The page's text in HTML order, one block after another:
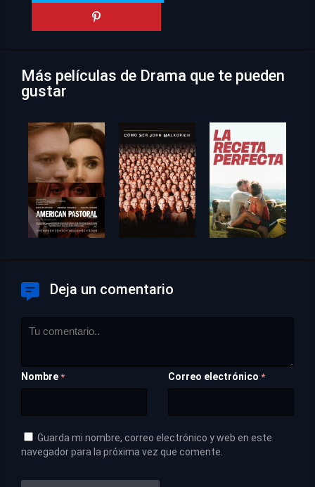
Más películas de Drama que te pueden
gustar
Deja un comentario
Nombre * Correo electrónico *
Guarda mi nombre, correo electrónico y web en este
navegador para la próxima vez que comente.